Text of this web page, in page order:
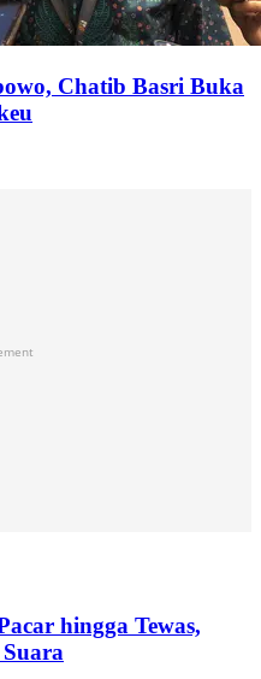
Chatib Basri Buka
hingga Tewas,